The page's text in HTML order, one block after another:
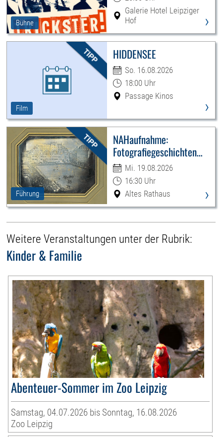
Bühne
Galerie Hotel Leipziger
Hof
›
Film
HIDDENSEE
So. 16.08.2026
18:00 Uhr
Passage Kinos
›
Führung
NAHaufnahme:
Fotografiegeschichten
Leipzigs
Mi. 19.08.2026
16:30 Uhr
Altes Rathaus
›
Weitere Veranstaltungen unter der Rubrik:
Kinder & Familie
Abenteuer-Sommer im Zoo Leipzig
Samstag, 04.07.2026 bis Sonntag, 16.08.2026
Zoo Leipzig